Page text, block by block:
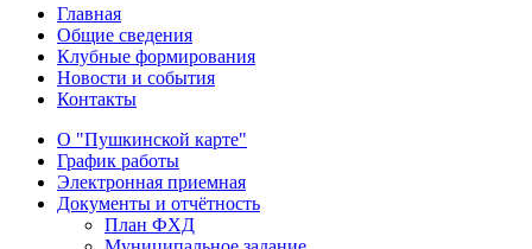
Главная
Общие сведения
Клубные формирования
Новости и события
Контакты
О "Пушкинской карте"
График работы
Электронная приемная
Документы и отчётность
План ФХД